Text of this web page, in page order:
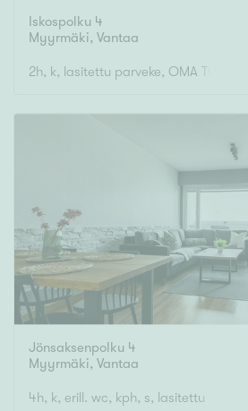
Iskospolku 4
Myyrmäki, Vantaa
2h, k, lasitettu parveke, OMA TONTTI
Jönsaksenpolku 4
Myyrmäki, Vantaa
4h, k, erill. wc, kph, s, lasitettu parveke